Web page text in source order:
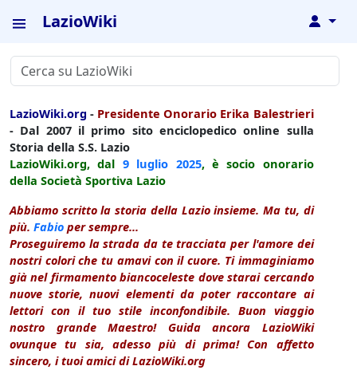
LazioWiki ↓
LazioWiki.org - Presidente Onorario Erika Balestrieri
- Dal 2007 il primo sito enciclopedico online sulla
Storia della S.S. Lazio
LazioWiki.org, dal 9 luglio 2025, è socio onorario
della Società Sportiva Lazio
Abbiamo scritto la storia della Lazio insieme. Ma tu, di
più. Fabio per sempre...
Proseguiremo la strada da te tracciata per l'amore dei
nostri colori che tu amavi con il cuore. Ti immaginiamo
già nel firmamento biancoceleste dove starai cercando
nuove storie, nuovi elementi da poter raccontare ai
lettori con il tuo stile inconfondibile. Buon viaggio
nostro grande Maestro! Guida ancora LazioWiki
ovunque tu sia, adesso più di prima! Con affetto
sincero, i tuoi amici di LazioWiki.org